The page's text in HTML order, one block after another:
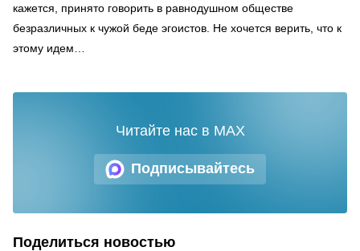
кажется, принято говорить в равнодушном обществе
безразличных к чужой беде эгоистов. Не хочется верить, что к
этому идем…
Подписывайтесь
Читайте нас в MAX
Поделиться новостью